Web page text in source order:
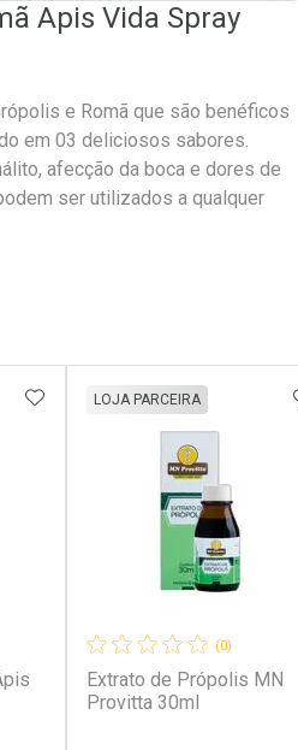
Apis Vida Spray
e Romã que são benéficos
em 03 deliciosos sabores.
afecção da boca e dores de
ser utilizados a qualquer
ADICIONAR AOS
(0)
Extrato de Própolis MN
Provitta 30ml
LOJA PARCEIRA